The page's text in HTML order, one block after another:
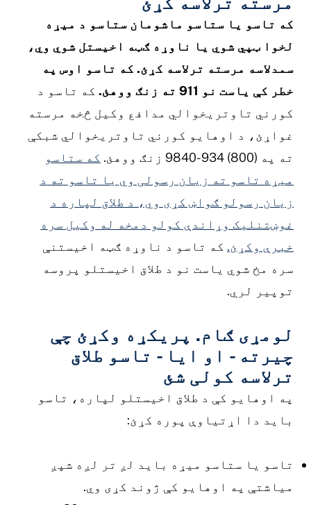
که تاسو یا ستاسو ماشومان ستاسو د میړه
لخوا ټپي شوي یا ناوړه ګټه اخیستل شوي وي،
سمدلاسه مرسته ترلاسه کړئ. که تاسو اوس په
خطر کې یاست نو 911 ته زنګ ووهئ.
که تاسو د
کورني تاوتریخوالي مدافع وکیل څخه مرسته
غواړئ، د اوهایو کورني تاوتریخوالي شبکې
ته په (800) 934-9840 زنګ ووهئ.
که ستاسو
میړه تاسو ته زیان رسولی وي یا تاسو ته د
زیان رسولو ګواښ کړی وي، د طلاق لپاره د
غوښتنلیک وړاندې کولو دمخه له وکیل سره
خبرې وکړئ. که تاسو د ناوړه ګټه اخیستنې
سره مخ شوي یاست نو د طلاق اخیستلو پروسه
توپیر لري.
لومړی ګام. پریکړه وکړئ چې
چیرته - او ایا - تاسو طلاق
ترلاسه کولی شئ
په اوهایو کې د طلاق اخیستلو لپاره، تاسو
باید دا اړتیاوې پوره کړئ:
تاسو یا ستاسو میړه باید لږ تر لږه شپږ
میاشتې په اوهایو کې ژوند کړی وي.